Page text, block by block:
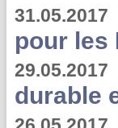
31.05.2017
pour les
29.05.2017
durable